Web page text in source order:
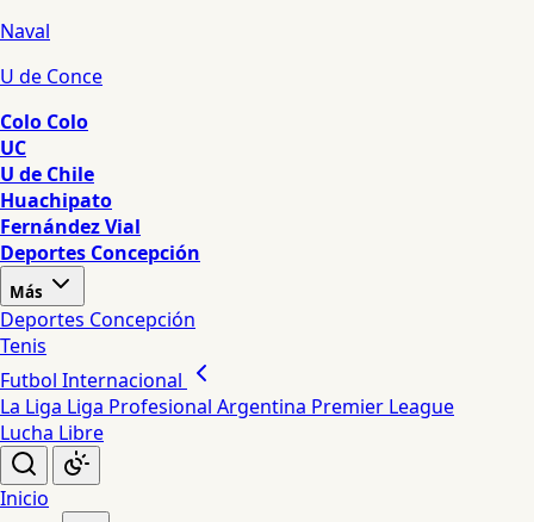
Naval
U de Conce
Colo Colo
UC
U de Chile
Huachipato
Fernández Vial
Deportes Concepción
Más
Deportes Concepción
Tenis
Futbol Internacional
La Liga Liga Profesional Argentina Premier League
Lucha Libre
Inicio